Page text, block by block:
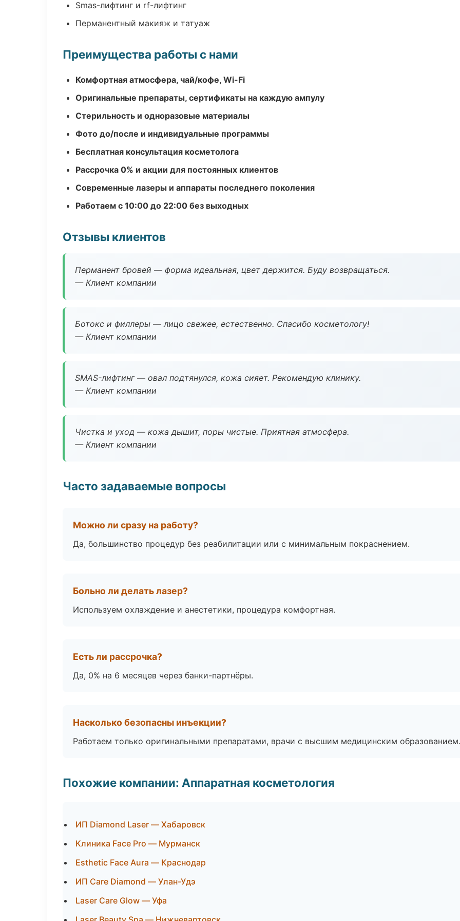
Smas-лифтинг и rf-лифтинг
Перманентный макияж и татуаж
Преимущества работы с нами
Комфортная атмосфера, чай/кофе, Wi-Fi
Оригинальные препараты, сертификаты на каждую ампулу
Стерильность и одноразовые материалы
Фото до/после и индивидуальные программы
Бесплатная консультация косметолога
Рассрочка 0% и акции для постоянных клиентов
Современные лазеры и аппараты последнего поколения
Работаем с 10:00 до 22:00 без выходных
Отзывы клиентов
Перманент бровей — форма идеальная, цвет держится. Буду возвращаться.
— Клиент компании
Ботокс и филлеры — лицо свежее, естественно. Спасибо косметологу!
— Клиент компании
SMAS-лифтинг — овал подтянулся, кожа сияет. Рекомендую клинику.
— Клиент компании
Чистка и уход — кожа дышит, поры чистые. Приятная атмосфера.
— Клиент компании
Часто задаваемые вопросы
Можно ли сразу на работу?
Да, большинство процедур без реабилитации или с минимальным покраснением.
Больно ли делать лазер?
Используем охлаждение и анестетики, процедура комфортная.
Есть ли рассрочка?
Да, 0% на 6 месяцев через банки-партнёры.
Насколько безопасны инъекции?
Работаем только оригинальными препаратами, врачи с высшим медицинским образованием.
Похожие компании: Аппаратная косметология
ИП Diamond Laser — Хабаровск
Клиника Face Pro — Мурманск
Esthetic Face Aura — Краснодар
ИП Care Diamond — Улан-Удэ
Laser Care Glow — Уфа